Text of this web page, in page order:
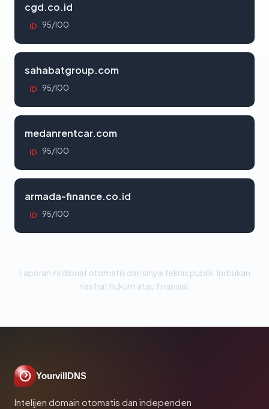
cgd.co.id
ID 95/100
sahabatgroup.com
ID 95/100
medanrentcar.com
ID 95/100
armada-finance.co.id
ID 95/100
Laporan ini dibuat otomatis dari sinyal teknis publik. Ini bukan
nasihat hukum atau finansial.
YourvillDNS
Intelijen domain otomatis dan independen